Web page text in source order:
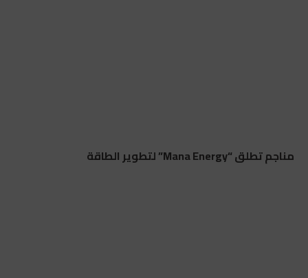
مناجم تطلق “Mana Energy” لتطوير الطاقة